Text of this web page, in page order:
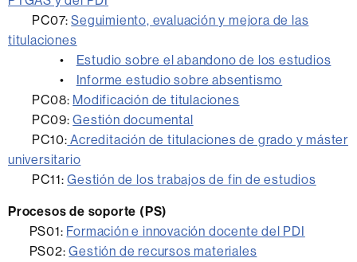
PC07:Seguimiento, evaluación y mejora de las
titulaciones
• Estudio sobre el abandono de los estudios
• Informe estudio sobre absentismo
PC08: Modificación de titulaciones
PC09:Gestión documental
PC10: Acreditación de titulaciones de grado y máster
universitario
PC11:Gestión de los trabajos de fin de estudios
Procesos de soporte (PS)
PS01: Formación e innovación docente del PDI
PS02:Gestión de recursos materiales